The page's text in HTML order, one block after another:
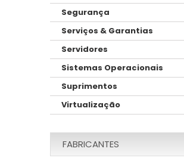
Segurança
Serviços & Garantias
Servidores
Sistemas Operacionais
Suprimentos
Virtualização
FABRICANTES